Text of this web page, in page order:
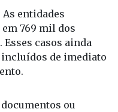
As entidades
769 mil dos
Esses casos ainda
incluídos de imediato
ou